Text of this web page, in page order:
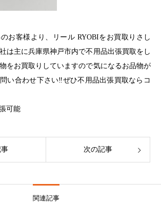
お客様より、リール RYOBIをお買取りさし
は主に兵庫県神戸市内で不用品出張買取をし
をお買取りしていますので気になるお品物が
い合わせ下さい‼︎ぜひ不用品出張買取ならコ
可能
次の記事
関連記事